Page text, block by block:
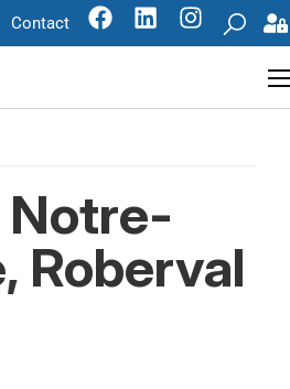
Contact
Notre-
Roberval